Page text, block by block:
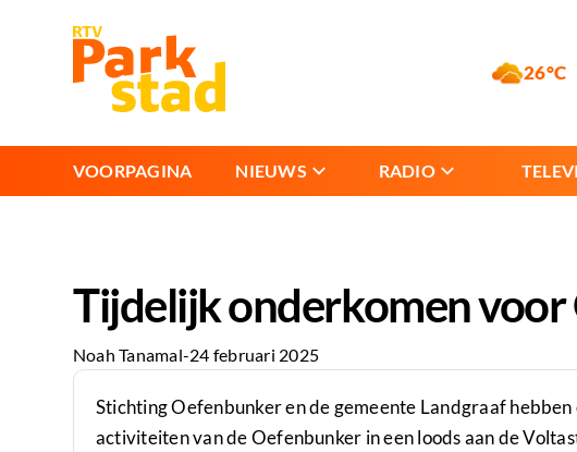
26°C
VOORPAGINA NIEUWS RADIO
Tijdelijk onderkomen
Noah Tanamal-24 februari 2025
Stichting Oefenbunker en de gemeente Landgraaf
activiteiten van de Oefenbunker in een loods aan de